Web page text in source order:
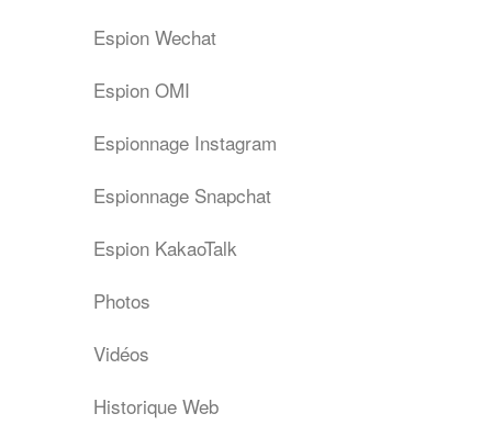
Espion Wechat
Espion OMI
Espionnage Instagram
Espionnage Snapchat
Espion KakaoTalk
Photos
Vidéos
Historique Web